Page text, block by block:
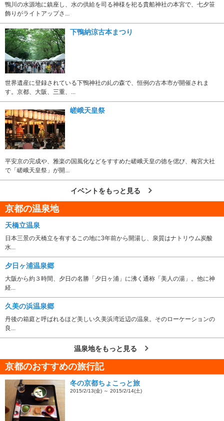
鴨川の水源地に鎮座し、水の供給を司る神様を祀る貴船神社の本宮で、七夕笹
飾りがライトアップさ...
下鴨納涼古本まつり
世界遺産に登録されている下鴨神社の糺の森で、恒例の古本市が開催されま
す。京都、大阪、三重、...
嵯峨天皇祭
平安京の完成や、雅楽の国風化などをすすめた嵯峨天皇の徳を偲び、梅宮大社
で「嵯峨天皇祭」が開...
イベントをもっと見る
京都の温泉地
天橋立温泉
日本三景の天橋立を有するこの地に3年前から開湯し、泉質はナトリウム炭酸
水...
夕日ヶ浦温泉郷
大阪から約３時間、夕日の名勝「夕日ヶ浦」に沸く通称「美人の湯」。他に神
経...
久美の浜温泉郷
丹後の箱庭と呼ばれるほど美しい久美浜湾近辺の温泉。そのローケーションの
良...
温泉地をもっと見る
京都のおすすめの旅行記
冬の京都ちょこっと旅
2015/2/13(金) ～ 2015/2/14(土)